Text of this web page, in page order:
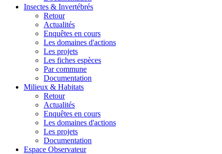
Insectes & Invertébrés
Retour
Actualités
Enquêtes en cours
Les domaines d'actions
Les projets
Les fiches espèces
Par commune
Documentation
Milieux & Habitats
Retour
Actualités
Enquêtes en cours
Les domaines d'actions
Les projets
Documentation
Espace Observateur